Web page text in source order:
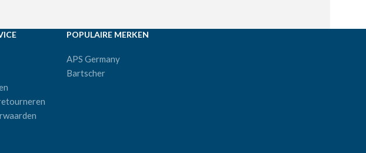
POPULAIRE MERKEN
APS Germany
Bartscher